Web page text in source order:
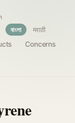
Concerns
বাংলা मराठी